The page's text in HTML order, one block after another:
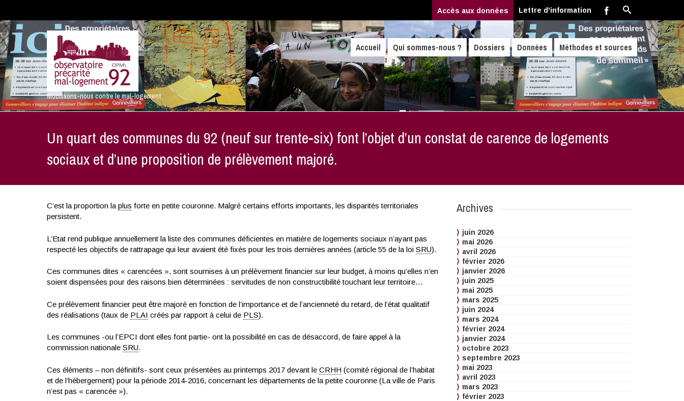
Accès aux données Lettre d'information
Mobilisons-nous contre le mal-logement
Accueil Qui sommes-nous ? Dossiers Données Méthodes et sources
Un quart des communes du 92 (neuf sur trente-six) font l’objet d’un constat de carence de logements
sociaux et d’une proposition de prélèvement majoré.
C’est la proportion la plus forte en petite couronne. Malgré certains efforts importants, les disparités territoriales
persistent.
L’Etat rend publique annuellement la liste des communes déficientes en matière de logements sociaux n’ayant pas
respecté les objectifs de rattrapage qui leur avaient été fixés pour les trois dernières années (article 55 de la loi SRU).
Ces communes dites « carencées », sont soumises à un prélèvement financier sur leur budget, à moins qu’elles n’en
soient dispensées pour des raisons bien déterminées : servitudes de non constructibilité touchant leur territoire…
Ce prélèvement financier peut être majoré en fonction de l’importance et de l’ancienneté du retard, de l’état qualitatif
des réalisations (taux de PLAI créés par rapport à celui de PLS).
Les communes -ou l’EPCI dont elles font partie- ont la possibilité en cas de désaccord, de faire appel à la
commission nationale SRU.
Ces éléments – non définitifs- sont ceux présentées au printemps 2017 devant le CRHH(comité régional de l’habitat
et de l’hébergement) pour la période 2014-2016, concernant les départements de la petite couronne (La ville de Paris
n’est pas « carencée »).
Archives
juin 2026
mai 2026
avril 2026
février 2026
janvier 2026
juin 2025
mai 2025
mars 2025
juin 2024
mars 2024
février 2024
janvier 2024
octobre 2023
septembre 2023
mai 2023
avril 2023
mars 2023
février 2023